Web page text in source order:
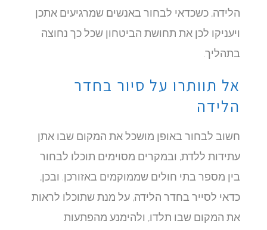
הלידה, כשכדאי לבחור באנשים שמרגיעים אתכן
ויעניקו לכן את תחושת הביטחון שכל כך נחוצה
בתהליך.
אל תוותרו על סיור בחדר
הלידה
חשוב לבחור באופן מושכל את המקום שבו אתן
עתידות ללדת, ובמקרים מסוימים תוכלו לבחור
בין מספר בתי חולים שממוקמים באזורכן. ובכן,
כדאי לסייר בחדר הלידה, על מנת שתוכלו לראות
את המקום שבו תלדו, ולהימנע מהפתעות